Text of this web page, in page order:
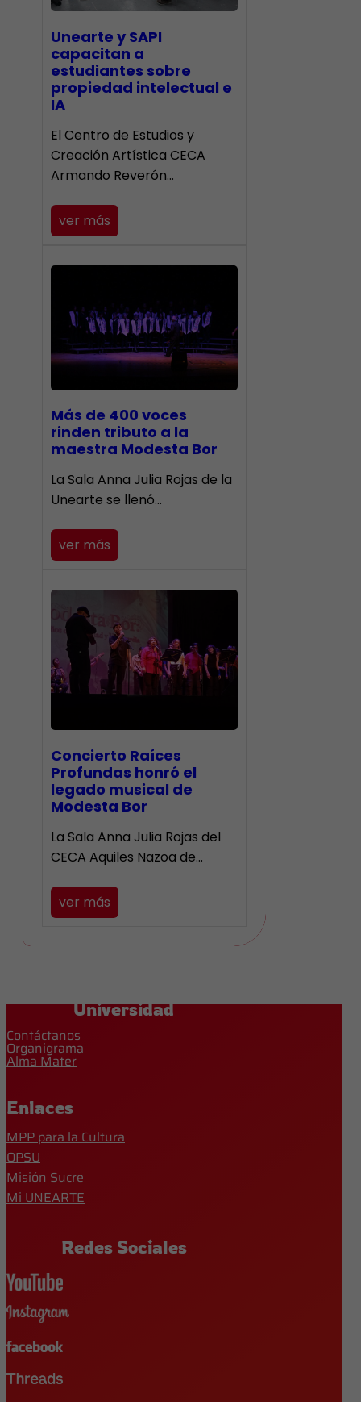
Unearte y SAPI
capacitan a
estudiantes sobre
propiedad intelectual e
IA
El Centro de Estudios y
Creación Artística CECA
Armando Reverón…
ver más
Más de 400 voces
rinden tributo a la
maestra Modesta Bor
​La Sala Anna Julia Rojas de la
Unearte se llenó…
ver más
​Concierto Raíces
Profundas honró el
legado musical de
Modesta Bor
La Sala Anna Julia Rojas del
CECA Aquiles Nazoa de…
ver más
Universidad
Contáctanos
Organigrama
Alma Mater
Enlaces
MPP para la Cultura
OPSU
Misión Sucre
Mi UNEARTE
Redes Sociales